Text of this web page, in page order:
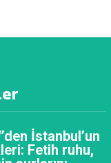
İstanbul’un
Fetih ruhu,